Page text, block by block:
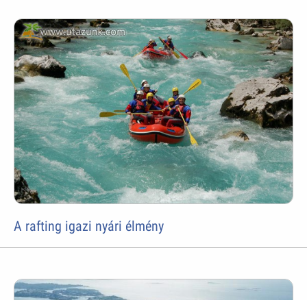
A rafting igazi nyári élmény